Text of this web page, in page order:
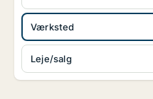
Værksted
Leje/salg